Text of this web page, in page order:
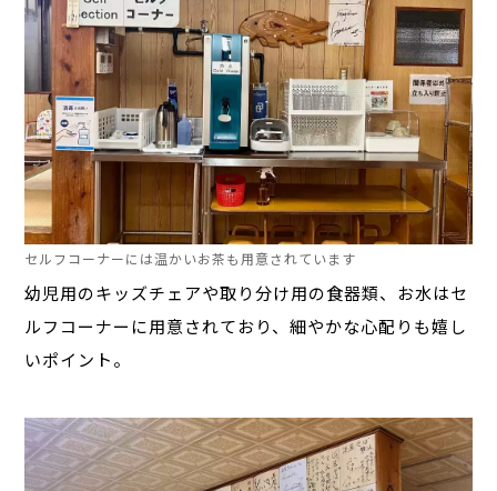
セルフコーナーには温かいお茶も用意されています
幼児用のキッズチェアや取り分け用の食器類、お水はセ
ルフコーナーに用意されており、細やかな心配りも嬉し
いポイント。